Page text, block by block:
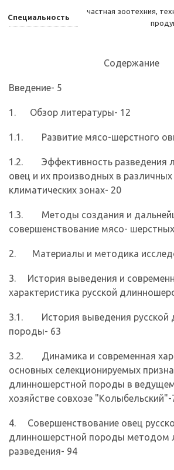
Специальность
частная зоотехния,
Содержание
Введение- 5
1. Обзор литературы- 12
1.1. Развитие мясо-шерстного
1.2. Эффективность разведения
овец и их производных в
климатических зонах- 20
1.3. Методы создания и
совершенствование мясо-
2. Материалы и методика
3. История выведения и
характеристика русской
3.1. История выведения русской
породы- 63
3.2. Динамика и современная
основных селекцио­нируемых
длинношерстной породы в
хозяйстве совхозе "Колыбельский"-
4. Совершенствование овец
длинношерстной породы методом
разведения- 94